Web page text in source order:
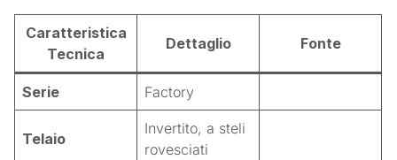
Caratteristica
Tecnica
Dettaglio Fonte
Serie Factory
Telaio
Invertito, a steli
rovesciati